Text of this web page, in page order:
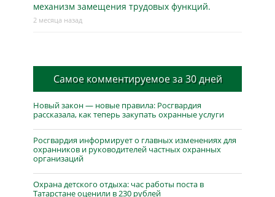
механизм замещения трудовых функций.
2 месяца назад
Самое комментируемое за 30 дней
Новый закон — новые правила: Росгвардия
рассказала, как теперь закупать охранные услуги
Росгвардия информирует о главных изменениях для
охранников и руководителей частных охранных
организаций
Охрана детского отдыха: час работы поста в
Татарстане оценили в 230 рублей